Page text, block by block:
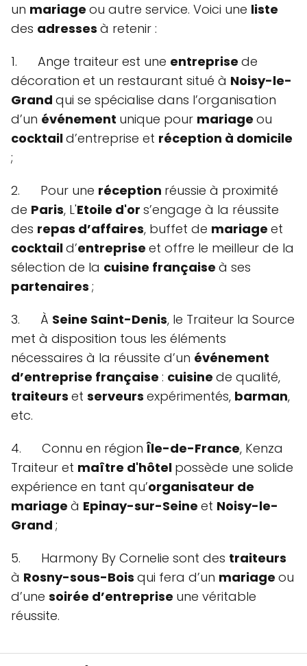
un mariage ou autre service. Voici une liste
des adresses à retenir :
1. Ange traiteur est une entreprise de
décoration et un restaurant situé à Noisy-le-
Grand qui se spécialise dans l’organisation
d’un événement unique pour mariage ou
cocktaild’entreprise et réception à domicile
;
2. Pour une réception réussie à proximité
de Paris, L'Etoile d'or s’engage à la réussite
des repas d’affaires, buffet de mariage et
cocktaild’entreprise et offre le meilleur de la
sélection de la cuisine française à ses
partenaires ;
3. À Seine Saint-Denis, le Traiteur la Source
met à disposition tous les éléments
nécessaires à la réussite d’un événement
d’entreprise française : cuisine de qualité,
traiteurs et serveurs expérimentés, barman,
etc.
4. Connu en région Île-de-France, Kenza
Traiteur et maître d'hôtel possède une solide
expérience en tant qu’organisateur de
mariage à Epinay-sur-Seine et Noisy-le-
Grand ;
5. Harmony By Cornelie sont des traiteurs
à Rosny-sous-Bois qui fera d’un mariage ou
d’une soirée d’entreprise une véritable
réussite.